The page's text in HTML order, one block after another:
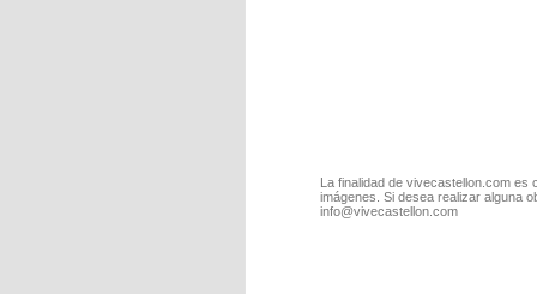
La finalidad de vivecastellon.com
imágenes. Si desea realizar alguna
info@vivecastellon.com